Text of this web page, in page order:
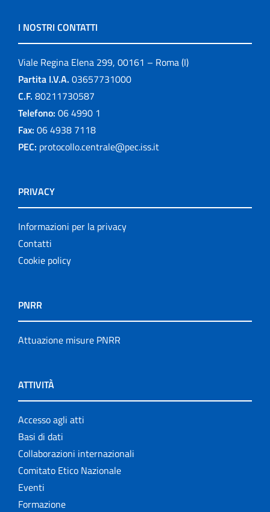
I NOSTRI CONTATTI
Viale Regina Elena 299, 00161 – Roma (I)
Partita I.V.A. 03657731000
C.F. 80211730587
Telefono: 06 4990 1
Fax: 06 4938 7118
PEC: protocollo.centrale@pec.iss.it
PRIVACY
Informazioni per la privacy
Contatti
Cookie policy
PNRR
Attuazione misure PNRR
ATTIVITÀ
Accesso agli atti
Basi di dati
Collaborazioni internazionali
Comitato Etico Nazionale
Eventi
Formazione